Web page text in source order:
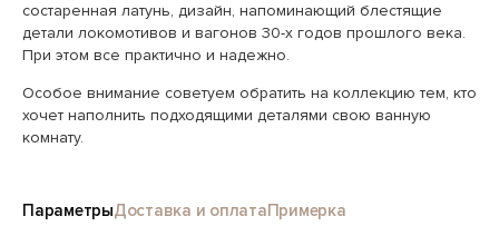
состаренная латунь, дизайн, напоминающий блестящие
детали локомотивов и вагонов 30-х годов прошлого века.
При этом все практично и надежно.
Особое внимание советуем обратить на коллекцию тем, кто
хочет наполнить подходящими деталями свою ванную
комнату.
ПараметрыДоставка и оплатаПримерка